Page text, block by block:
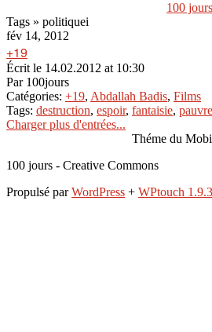
100 jours
Tags » politiquei
fév 14, 2012
+19
Écrit le 14.02.2012 at 10:30
Par100jours
Catégories: +19, Abdallah Badis, Films
Tags: destruction, espoir, fantaisie,
Charger plus d'entrées...
Théme du
100 jours - Creative Commons
Propulsé parWordPress + WPtouch